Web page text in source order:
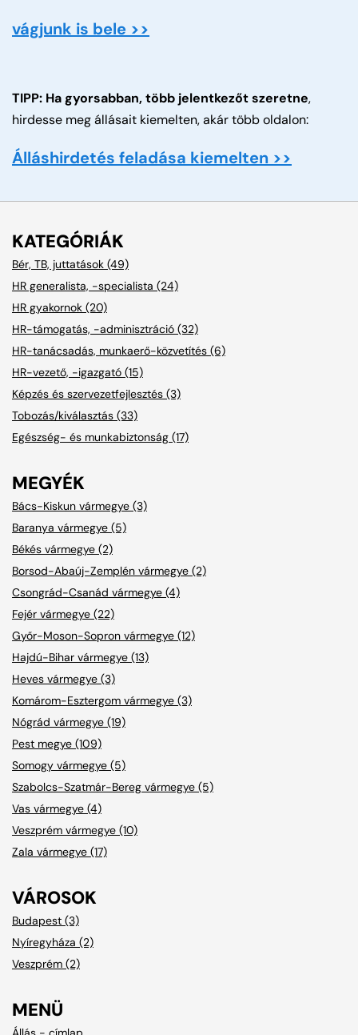
vágjunk is bele >>
TIPP: Ha gyorsabban, több jelentkezőt szeretne,
hirdesse meg állásait kiemelten, akár több oldalon:
Álláshirdetés feladása kiemelten >>
KATEGÓRIÁK
Bér, TB, juttatások (49)
HR generalista, -specialista (24)
HR gyakornok (20)
HR-támogatás, -adminisztráció (32)
HR-tanácsadás, munkaerő-közvetítés (6)
HR-vezető, -igazgató (15)
Képzés és szervezetfejlesztés (3)
Tobozás/kiválasztás (33)
Egészség- és munkabiztonság (17)
MEGYÉK
Bács-Kiskun vármegye (3)
Baranya vármegye (5)
Békés vármegye (2)
Borsod-Abaúj-Zemplén vármegye (2)
Csongrád-Csanád vármegye (4)
Fejér vármegye (22)
Győr-Moson-Sopron vármegye (12)
Hajdú-Bihar vármegye (13)
Heves vármegye (3)
Komárom-Esztergom vármegye (3)
Nógrád vármegye (19)
Pest megye (109)
Somogy vármegye (5)
Szabolcs-Szatmár-Bereg vármegye (5)
Vas vármegye (4)
Veszprém vármegye (10)
Zala vármegye (17)
VÁROSOK
Budapest (3)
Nyíregyháza (2)
Veszprém (2)
MENÜ